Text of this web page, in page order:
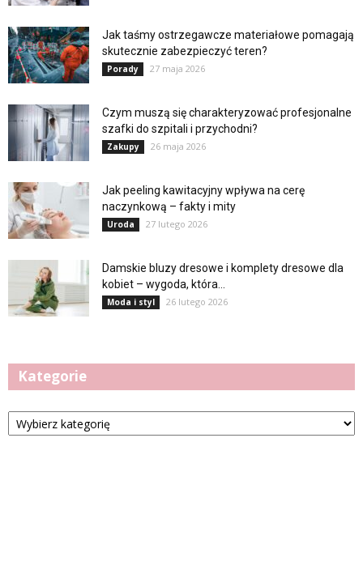
Jak taśmy ostrzegawcze materiałowe pomagają
skutecznie zabezpieczyć teren?
Porady 27 maja 2026
Czym muszą się charakteryzować profesjonalne
szafki do szpitali i przychodni?
Zakupy 26 maja 2026
Jak peeling kawitacyjny wpływa na cerę
naczynkową – fakty i mity
Uroda 27 lutego 2026
Damskie bluzy dresowe i komplety dresowe dla
kobiet – wygoda, która...
Moda i styl 26 lutego 2026
Kategorie
Kategorie